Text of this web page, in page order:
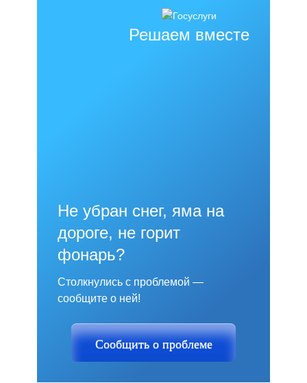
Решаем вместе
Не убран снег, яма на
дороге, не горит
фонарь?
Столкнулись с проблемой —
сообщите о ней!
Сообщить о проблеме